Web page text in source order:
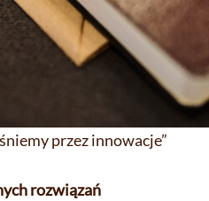
przez innowacje”
rozwiązań